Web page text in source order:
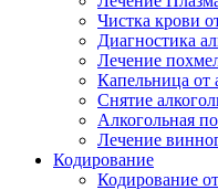
Чистка крови
Диагностика
Лечение
Капельница от
Снятие
Алкогольная
Лечение
Кодирование
Кодирование